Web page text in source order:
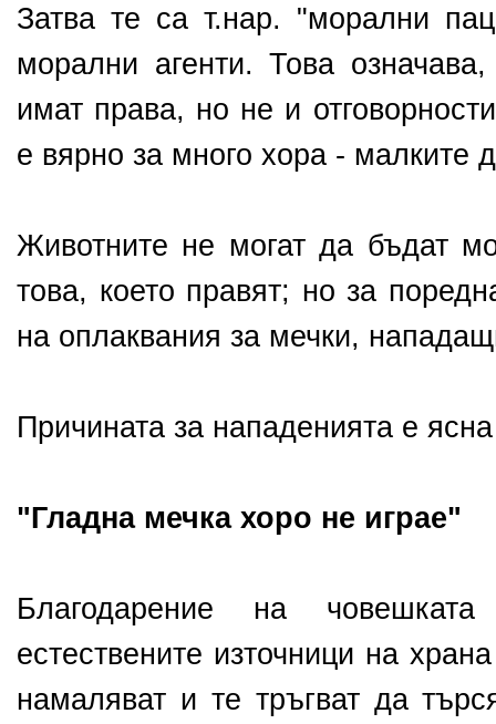
Затва те са т.нар. "морални
морални агенти. Това
имат права, но не и
е вярно за много хора - малките
Животните не могат да бъдат
това, което правят; но за
на оплаквания за мечки,
Причината за нападенията е
"Гладна мечка хоро не играе"
Благодарение на
естествените източници на
намаляват и те тръгват да